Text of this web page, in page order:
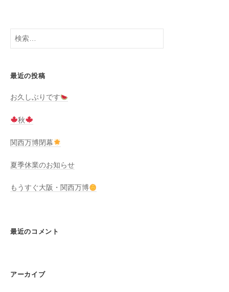
検
最近の投稿
お久しぶりです
秋
関西万博閉幕
夏季休業のお知らせ
もうすぐ大阪・関西万博
最近のコメント
アーカイブ